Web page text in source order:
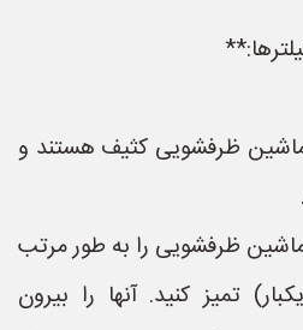
ظرفشویی کثیف هستند و
ظرفشویی را به طور مرتب
تمیز کنید. آنها را بیرون